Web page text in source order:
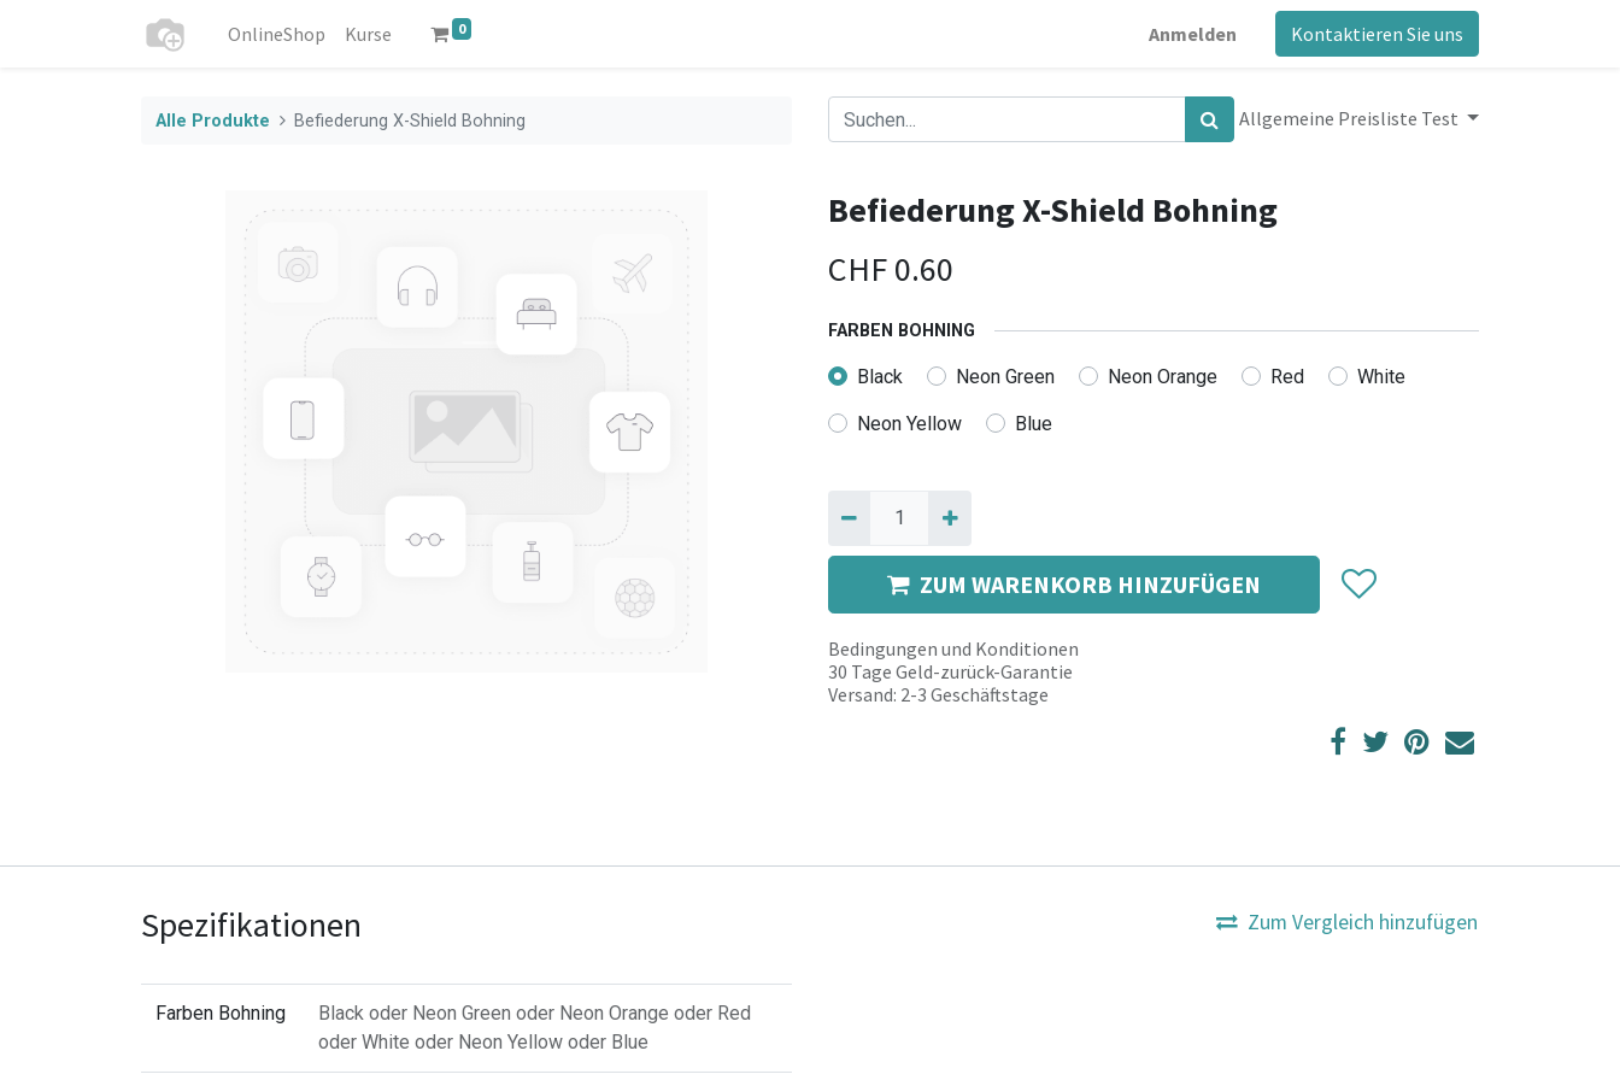
OnlineShop Kurse 0 Anmelden Kontaktieren Sie uns
Alle Produkte Befiederung X-Shield Bohning Allgemeine Preisliste Test
Befiederung X-Shield Bohning
CHF0.60
FARBEN BOHNING
Black Neon Green Neon Orange Red White
Neon Yellow Blue
ZUM WARENKORB HINZUFÜGEN
Bedingungen und Konditionen
30 Tage Geld-zurück-Garantie
Versand: 2-3 Geschäftstage
Spezifikationen Zum Vergleich hinzufügen
Farben Bohning Black oder Neon Green oder Neon Orange oder Red
oder White oder Neon Yellow oder Blue